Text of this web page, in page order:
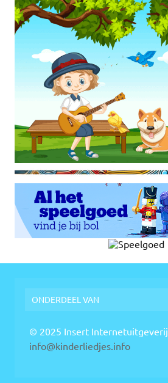
ONDERDEEL VAN
© 2025 Insert Internetuitgeverij
info@kinderliedjes.info